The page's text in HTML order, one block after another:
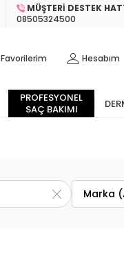
MÜŞTERI DESTEK
08505324500
Favorilerim Hesabım
PROFESYONEL
SAÇ BAKIMI